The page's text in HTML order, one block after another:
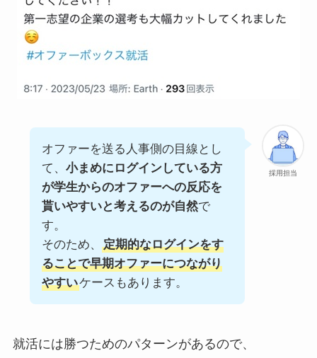
採用担当
オファーを送る人事側の目線とし
て、 小まめにログインしている方
が学生からのオファーへの反応を
貰いやすいと考えるのが自然で
す。
そのため、
定期的なログインをす
ることで早期オファーにつながり
やすいケースもあります。
就活には勝つためのパターンがあるので、